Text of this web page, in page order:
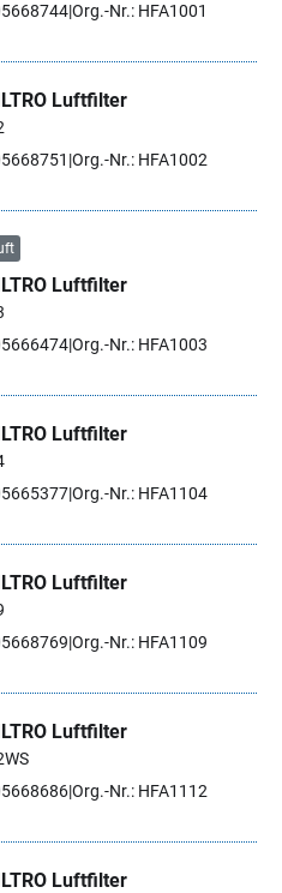
Org.-Nr.: HFA1001
Luftfilter
Org.-Nr.: HFA1002
Luftfilter
Org.-Nr.: HFA1003
Luftfilter
Org.-Nr.: HFA1104
Luftfilter
Org.-Nr.: HFA1109
Luftfilter
Org.-Nr.: HFA1112
Luftfilter